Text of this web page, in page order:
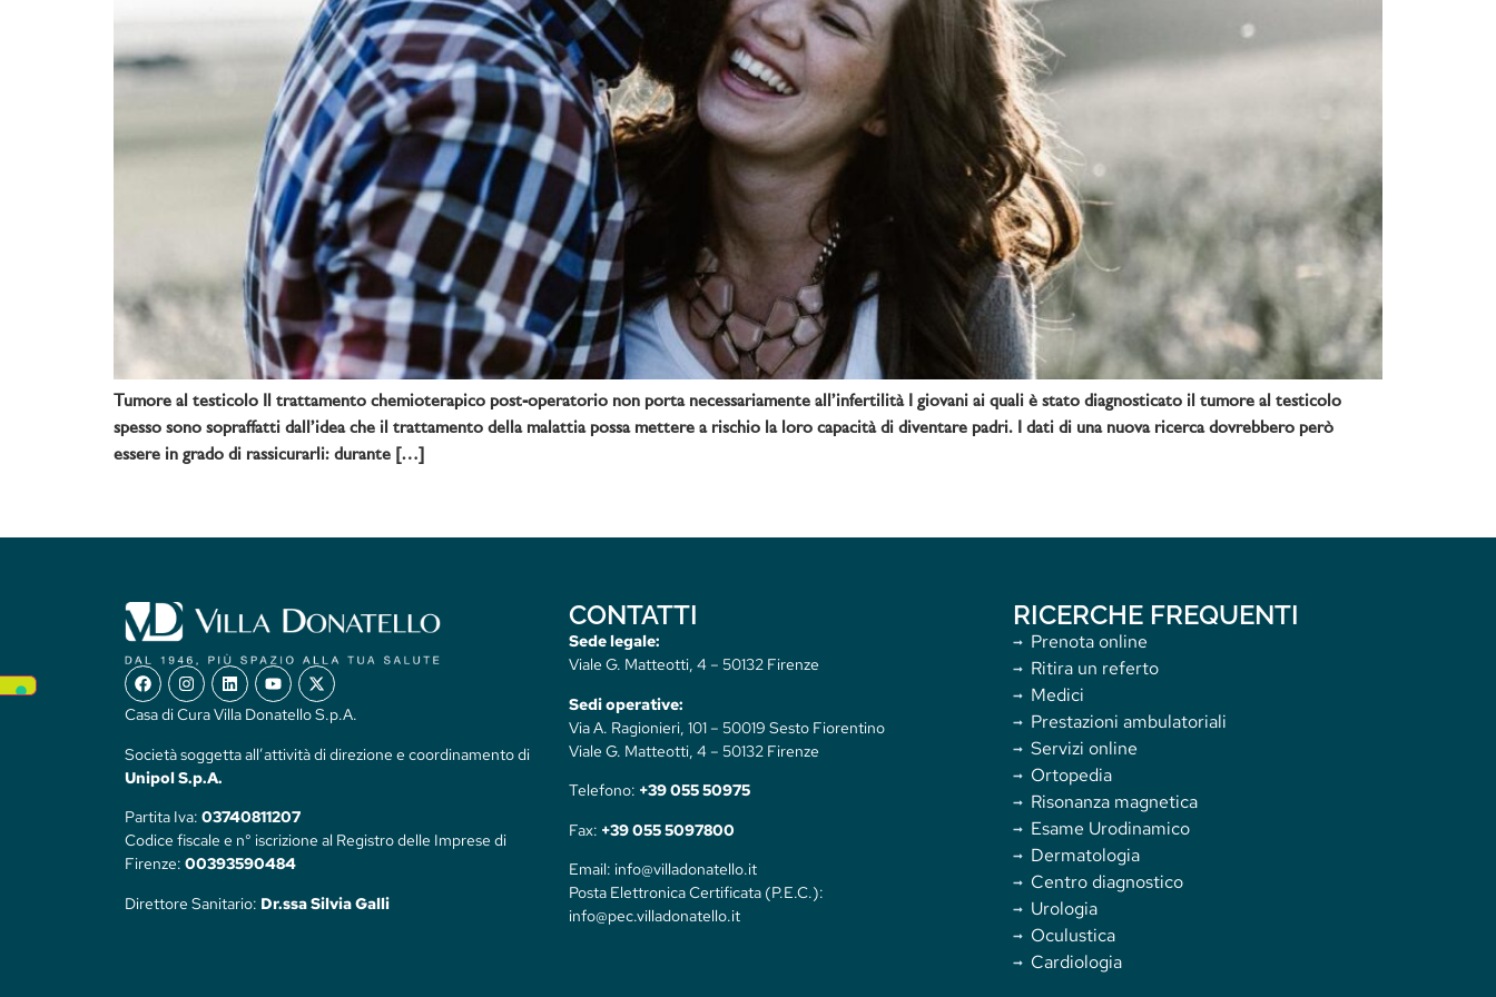
Tumore al testicolo Il trattamento chemioterapico post-operatorio non porta necessariamente all’infertilità I giovani ai quali è stato diagnosticato il tumore al testicolo
spesso sono sopraffatti dall’idea che il trattamento della malattia possa mettere a rischio la loro capacità di diventare padri. I dati di una nuova ricerca dovrebbero però
essere in grado di rassicurarli: durante […]
Casa di Cura Villa Donatello S.p.A.
Società soggetta all’attività di direzione e coordinamento di
Unipol S.p.A.
Partita Iva: 03740811207
Codice fiscale e n° iscrizione al Registro delle Imprese di
Firenze: 00393590484
Direttore Sanitario: Dr.ssa Silvia Galli
CONTATTI
Sede legale:
Viale G. Matteotti, 4 – 50132 Firenze
Sedi operative:
Via A. Ragionieri, 101 – 50019 Sesto Fiorentino
Viale G. Matteotti, 4 – 50132 Firenze
Telefono: +39 055 50975
Fax: +39 055 5097800
Email: info@villadonatello.it
Posta Elettronica Certificata (P.E.C.):
info@pec.villadonatello.it
RICERCHE FREQUENTI
Prenota online
Ritira un referto
Medici
Prestazioni ambulatoriali
Servizi online
Ortopedia
Risonanza magnetica
Esame Urodinamico
Dermatologia
Centro diagnostico
Urologia
Oculustica
Cardiologia